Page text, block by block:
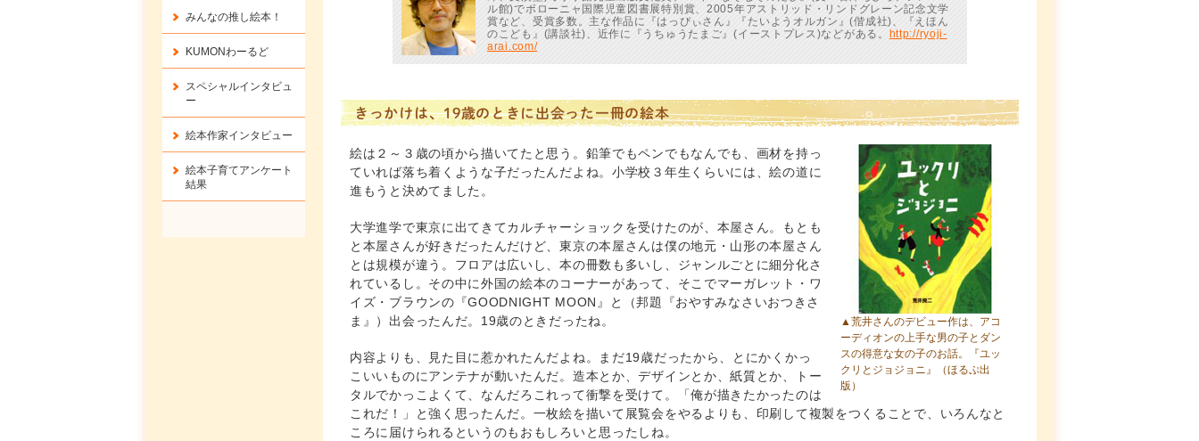
ル館)でボローニャ国際児童図書展特別賞、2005年アストリッド・リンドグレーン記念文学
賞など、受賞多数。主な作品に『はっぴぃさん』『たいようオルガン』(偕成社)、『えほん
のこども』(講談社)、近作に『うちゅうたまご』(イーストプレス)などがある。
http://ryoji-
arai.com/
きっかけは、19歳のときに出会った一冊の絵本
▲荒井さんのデビュー作は、アコ
ーディオンの上手な男の子とダン
スの得意な女の子のお話。
『ユッ
クリとジョジョニ』
（ほるぷ出
版）
絵は２～３歳の頃から描いてたと思う。鉛筆でもペンでもなんでも、画材を持っ
ていれば落ち着くような子だったんだよね。小学校３年生くらいには、絵の道に
進もうと決めてました。
大学進学で東京に出てきてカルチャーショックを受けたのが、本屋さん。もとも
と本屋さんが好きだったんだけど、東京の本屋さんは僕の地元・山形の本屋さん
とは規模が違う。フロアは広いし、本の冊数も多いし、ジャンルごとに細分化さ
れているし。その中に外国の絵本のコーナーがあって、そこでマーガレット・ワ
イズ・ブラウンの『GOODNIGHT MOON』と（邦題『おやすみなさいおつきさ
ま』）出会ったんだ。19歳のときだったね。
内容よりも、見た目に惹かれたんだよね。まだ19歳だったから、とにかくかっ
こいいものにアンテナが動いたんだ。造本とか、デザインとか、紙質とか、トー
タルでかっこよくて、なんだろこれって衝撃を受けて。「俺が描きたかったのは
これだ！」と強く思ったんだ。一枚絵を描いて展覧会をやるよりも、印刷して複製をつくることで、いろんなと
ころに届けられるというのもおもしろいと思ったしね。
みんなの推し絵本！
KUMONわーるど
スペシャルインタビュ
ー
絵本作家インタビュー
絵本子育てアンケート
結果